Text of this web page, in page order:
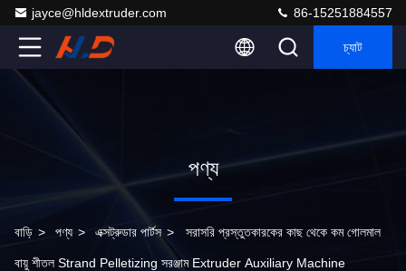
jayce@hldextruder.com 86-15251884557
চ্যাট
পণ্য
বাড়ি > পণ্য > এক্সট্রুডার পার্টস > সরাসরি প্রস্তুতকারকের কাছ থেকে কম গোলমাল
বায়ু শীতল Strand Pelletizing সরঞ্জাম Extruder Auxiliary Machine